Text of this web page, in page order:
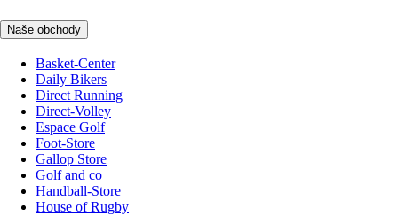
Naše obchody
Basket-Center
Daily Bikers
Direct Running
Direct-Volley
Espace Golf
Foot-Store
Gallop Store
Golf and co
Handball-Store
House of Rugby